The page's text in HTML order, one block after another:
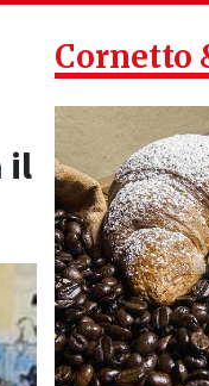
il
Cornetto